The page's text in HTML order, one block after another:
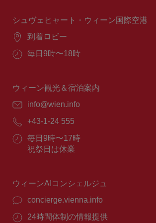
間：
シュヴェヒャート・ウィーン国際空港
場
到着ロビー
営
間：
毎日9時〜18時
ウィーン観光＆宿泊案内
E
ー
ル：
info@wien.info
電
番
号：
+43-1-24 555
営
業
毎日9時〜17時
祝祭日は休業
ウィーンAIコンシェルジュ
concierge.vienna.info
24時間体制の情報提供